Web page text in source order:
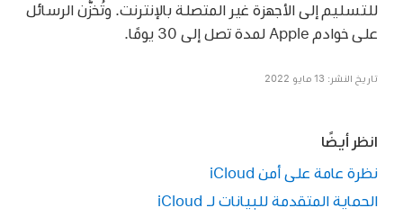
للتسليم إلى الأجهزة غير المتصلة بالإنترنت. وتُخزَّن الرسائل
على خوادم Apple لمدة تصل إلى 30 يومًا.
تاريخ النشر: 13 مايو 2022
انظر أيضًا
نظرة عامة على أمن iCloud
الحماية المتقدمة للبيانات لـ iCloud